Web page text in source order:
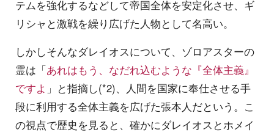
テムを強化するなどして帝国全体を安定化させ、ギ
リシャと激戦を繰り広げた人物として名高い。
しかしそんなダレイオスについて、ゾロアスターの
霊は「あれはもう、なだれ込むような『全体主義』
ですよ 」と指摘し(*2)、人間を国家に奉仕させる手
段に利用する全体主義を広げた張本人だという。こ
の視点で歴史を見ると、確かにダレイオスとホメイ